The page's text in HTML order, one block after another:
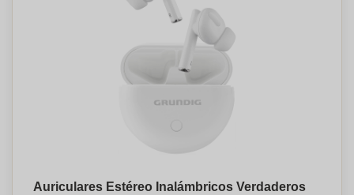
Auriculares Estéreo Inalámbricos Verdaderos